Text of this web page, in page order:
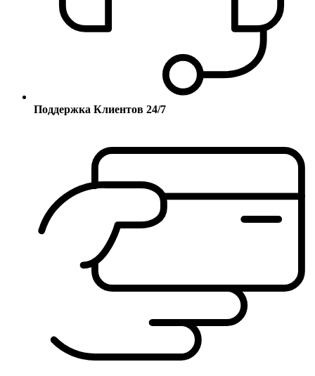
Поддержка Клиентов 24/7